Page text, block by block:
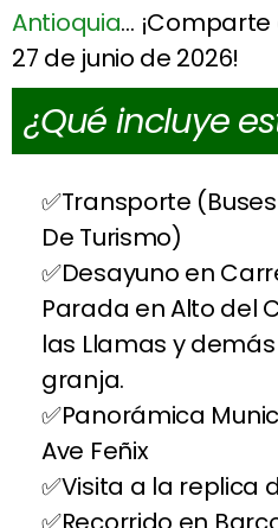
Antioquia…
27 de junio de 2026!
¿Qué incluye
Transporte
De Turismo)
Desayuno en
Parada en Alto del
las Llamas y
granja.
Panorámica
Ave Feñix
Visita a la replica